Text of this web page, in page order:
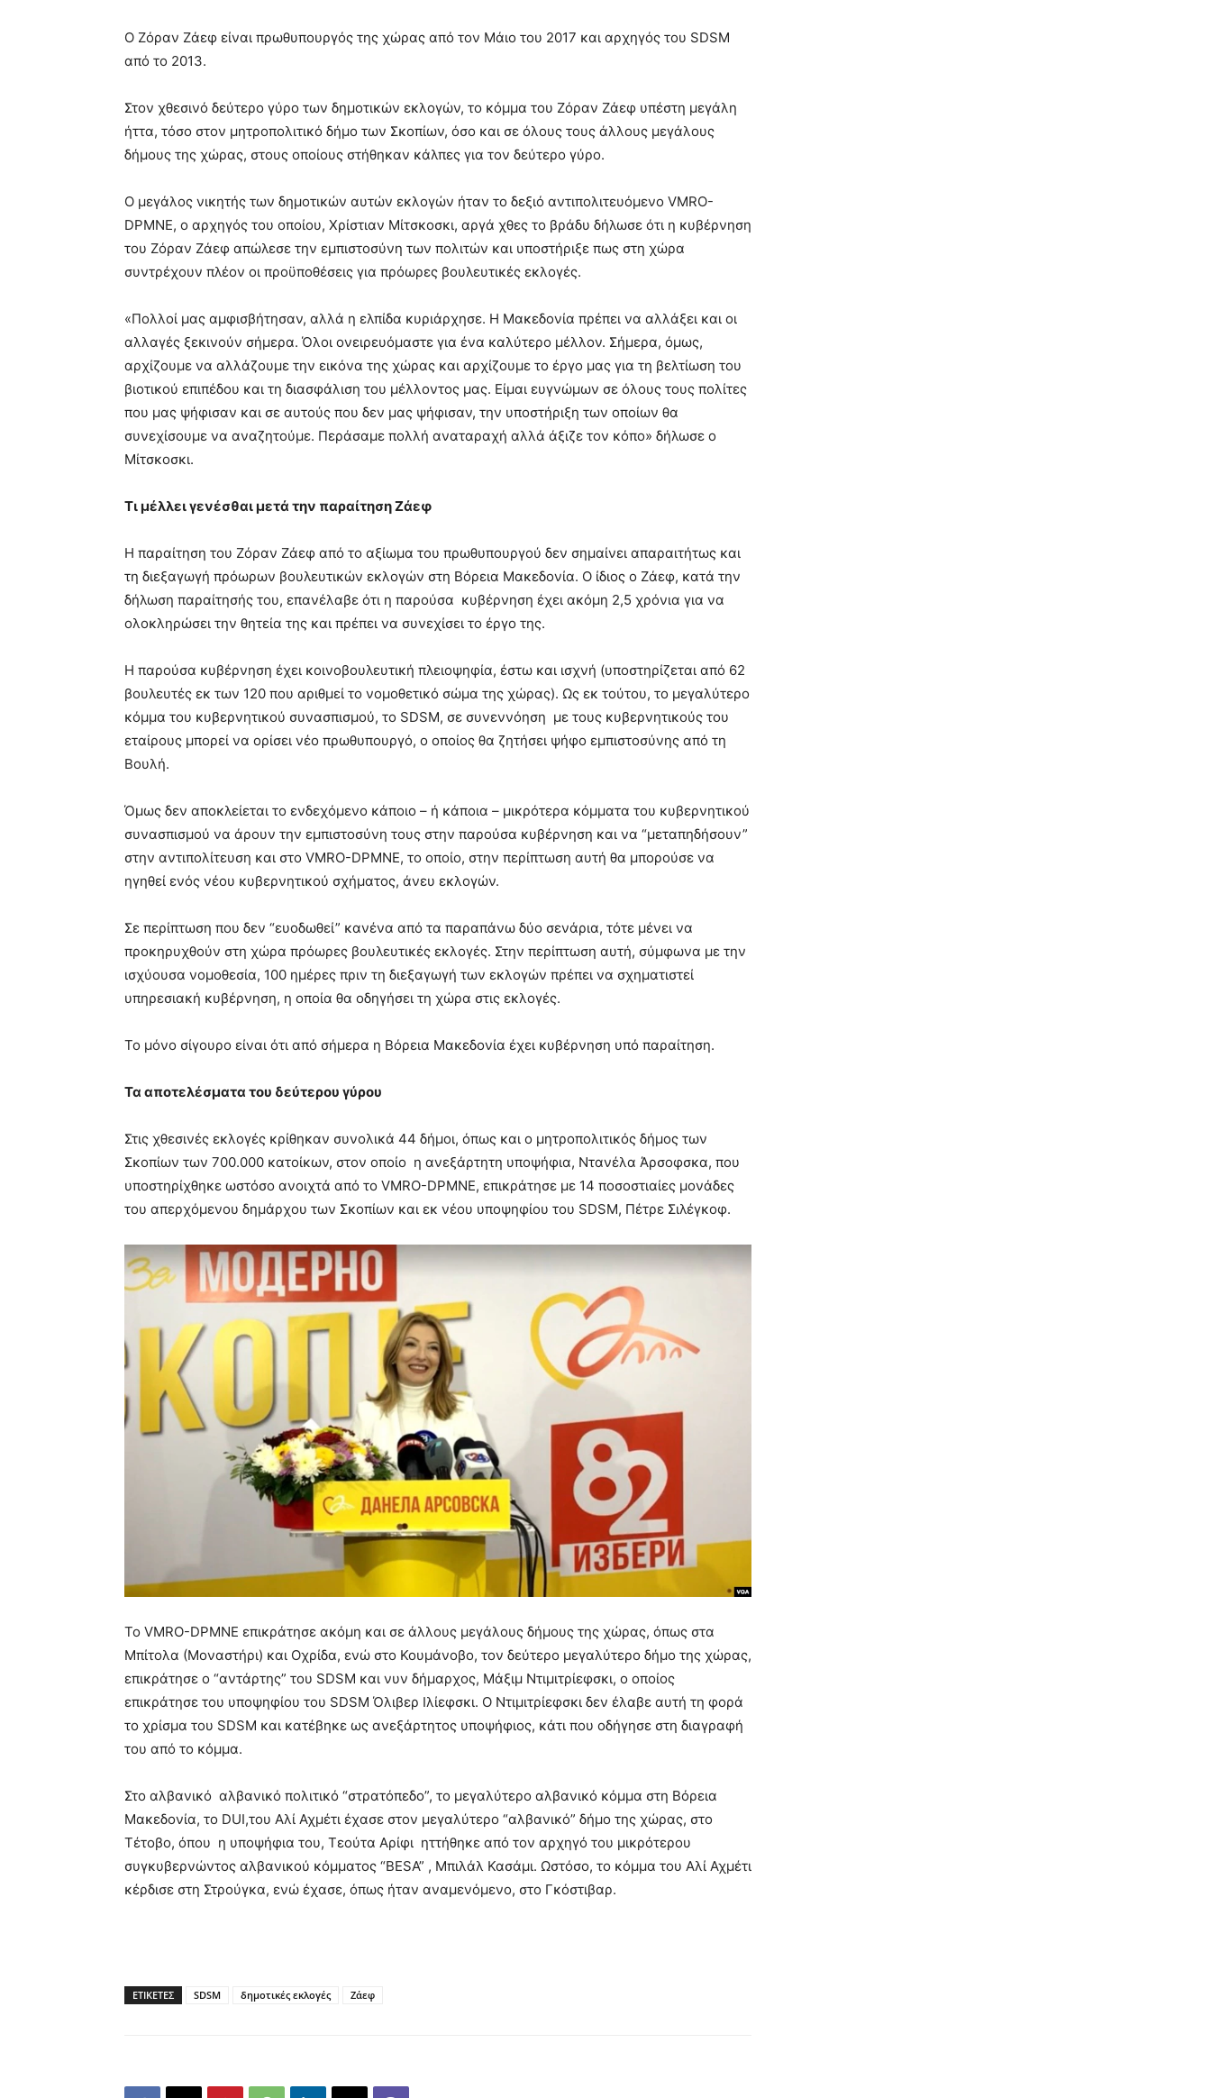
Ο Ζόραν Ζάεφ είναι πρωθυπουργός της χώρας από τον Μάιο του 2017 και αρχηγός του SDSM
από το 2013.
Στον χθεσινό δεύτερο γύρο των δημοτικών εκλογών, το κόμμα του Ζόραν Ζάεφ υπέστη μεγάλη
ήττα, τόσο στον μητροπολιτικό δήμο των Σκοπίων, όσο και σε όλους τους άλλους μεγάλους
δήμους της χώρας, στους οποίους στήθηκαν κάλπες για τον δεύτερο γύρο.
Ο μεγάλος νικητής των δημοτικών αυτών εκλογών ήταν το δεξιό αντιπολιτευόμενο VMRO-
DPMNE, ο αρχηγός του οποίου, Χρίστιαν Μίτσκοσκι, αργά χθες το βράδυ δήλωσε ότι η κυβέρνηση
του Ζόραν Ζάεφ απώλεσε την εμπιστοσύνη των πολιτών και υποστήριξε πως στη χώρα
συντρέχουν πλέον οι προϋποθέσεις για πρόωρες βουλευτικές εκλογές.
«Πολλοί μας αμφισβήτησαν, αλλά η ελπίδα κυριάρχησε. Η Μακεδονία πρέπει να αλλάξει και οι
αλλαγές ξεκινούν σήμερα. Όλοι ονειρευόμαστε για ένα καλύτερο μέλλον. Σήμερα, όμως,
αρχίζουμε να αλλάζουμε την εικόνα της χώρας και αρχίζουμε το έργο μας για τη βελτίωση του
βιοτικού επιπέδου και τη διασφάλιση του μέλλοντος μας. Είμαι ευγνώμων σε όλους τους πολίτες
που μας ψήφισαν και σε αυτούς που δεν μας ψήφισαν, την υποστήριξη των οποίων θα
συνεχίσουμε να αναζητούμε. Περάσαμε πολλή αναταραχή αλλά άξιζε τον κόπο» δήλωσε ο
Μίτσκοσκι.
Τι μέλλει γενέσθαι μετά την παραίτηση Ζάεφ
Η παραίτηση του Ζόραν Ζάεφ από το αξίωμα του πρωθυπουργού δεν σημαίνει απαραιτήτως και
τη διεξαγωγή πρόωρων βουλευτικών εκλογών στη Βόρεια Μακεδονία. Ο ίδιος ο Ζάεφ, κατά την
δήλωση παραίτησής του, επανέλαβε ότι η παρούσα κυβέρνηση έχει ακόμη 2,5 χρόνια για να
ολοκληρώσει την θητεία της και πρέπει να συνεχίσει το έργο της.
Η παρούσα κυβέρνηση έχει κοινοβουλευτική πλειοψηφία, έστω και ισχνή (υποστηρίζεται από 62
βουλευτές εκ των 120 που αριθμεί το νομοθετικό σώμα της χώρας). Ως εκ τούτου, το μεγαλύτερο
κόμμα του κυβερνητικού συνασπισμού, το SDSM, σε συνεννόηση με τους κυβερνητικούς του
εταίρους μπορεί να ορίσει νέο πρωθυπουργό, ο οποίος θα ζητήσει ψήφο εμπιστοσύνης από τη
Βουλή.
Όμως δεν αποκλείεται το ενδεχόμενο κάποιο – ή κάποια – μικρότερα κόμματα του κυβερνητικού
συνασπισμού να άρουν την εμπιστοσύνη τους στην παρούσα κυβέρνηση και να “μεταπηδήσουν”
στην αντιπολίτευση και στο VMRO-DPMNE, το οποίο, στην περίπτωση αυτή θα μπορούσε να
ηγηθεί ενός νέου κυβερνητικού σχήματος, άνευ εκλογών.
Σε περίπτωση που δεν “ευοδωθεί” κανένα από τα παραπάνω δύο σενάρια, τότε μένει να
προκηρυχθούν στη χώρα πρόωρες βουλευτικές εκλογές. Στην περίπτωση αυτή, σύμφωνα με την
ισχύουσα νομοθεσία, 100 ημέρες πριν τη διεξαγωγή των εκλογών πρέπει να σχηματιστεί
υπηρεσιακή κυβέρνηση, η οποία θα οδηγήσει τη χώρα στις εκλογές.
Το μόνο σίγουρο είναι ότι από σήμερα η Βόρεια Μακεδονία έχει κυβέρνηση υπό παραίτηση.
Τα αποτελέσματα του δεύτερου γύρου
Στις χθεσινές εκλογές κρίθηκαν συνολικά 44 δήμοι, όπως και ο μητροπολιτικός δήμος των
Σκοπίων των 700.000 κατοίκων, στον οποίο η ανεξάρτητη υποψήφια, Ντανέλα Άρσοφσκα, που
υποστηρίχθηκε ωστόσο ανοιχτά από το VMRO-DPMNE, επικράτησε με 14 ποσοστιαίες μονάδες
του απερχόμενου δημάρχου των Σκοπίων και εκ νέου υποψηφίου του SDSM, Πέτρε Σιλέγκοφ.
Το VMRO-DPMNE επικράτησε ακόμη και σε άλλους μεγάλους δήμους της χώρας, όπως στα
Μπίτολα (Μοναστήρι) και Οχρίδα, ενώ στο Κουμάνοβο, τον δεύτερο μεγαλύτερο δήμο της χώρας,
επικράτησε ο “αντάρτης” του SDSM και νυν δήμαρχος, Μάξιμ Ντιμιτρίεφσκι, ο οποίος
επικράτησε του υποψηφίου του SDSM Όλιβερ Ιλίεφσκι. Ο Ντιμιτρίεφσκι δεν έλαβε αυτή τη φορά
το χρίσμα του SDSM και κατέβηκε ως ανεξάρτητος υποψήφιος, κάτι που οδήγησε στη διαγραφή
του από το κόμμα.
Στο αλβανικό αλβανικό πολιτικό “στρατόπεδο”, το μεγαλύτερο αλβανικό κόμμα στη Βόρεια
Μακεδονία, το DUI,του Αλί Αχμέτι έχασε στον μεγαλύτερο “αλβανικό” δήμο της χώρας, στο
Τέτοβο, όπου η υποψήφια του, Τεούτα Αρίφι ηττήθηκε από τον αρχηγό του μικρότερου
συγκυβερνώντος αλβανικού κόμματος “BESA” , Μπιλάλ Κασάμι. Ωστόσο, το κόμμα του Αλί Αχμέτι
κέρδισε στη Στρούγκα, ενώ έχασε, όπως ήταν αναμενόμενο, στο Γκόστιβαρ.
ΕΤΙΚΕΤΕΣ SDSM δημοτικές εκλογές Ζάεφ